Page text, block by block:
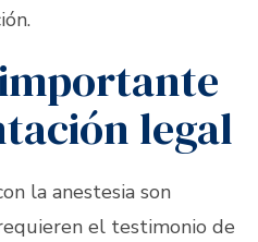
legal
la anestesia son
el testimonio de